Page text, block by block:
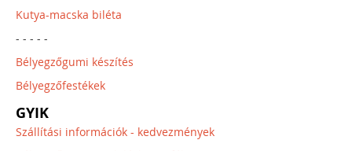
Kutya-macska biléta
- - - - -
Bélyegzőgumi készítés
Bélyegzőfestékek
GYIK
Szállítási információk - kedvezmények